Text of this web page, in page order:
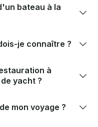
bateau à la
je connaître ?
à
yacht ?
mon voyage ?